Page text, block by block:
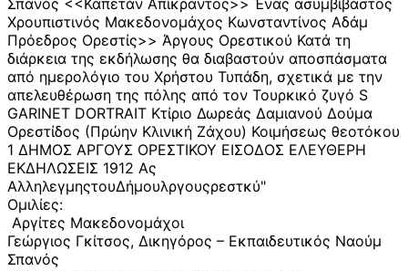
Ομιλίες:
Αργίτες Μακεδονομάχοι
Γεώργιος Γκίτσος, Δικηγόρος – Εκπαιδευτικός Ναούμ
Σπανός